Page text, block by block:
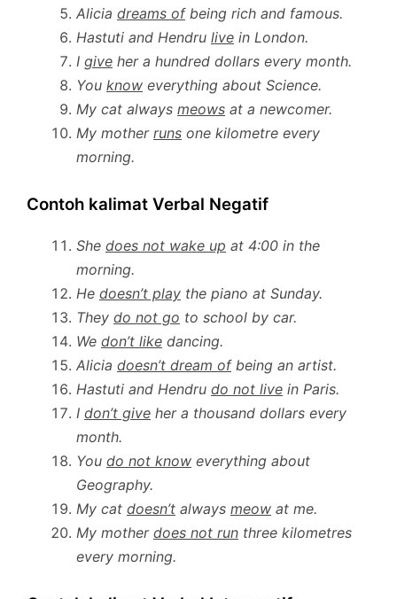
Alicia dreams ofbeing rich and famous.
Hastuti and Hendru live in London.
I give her a hundred dollars every month.
You know everything about Science.
My cat always meows at a newcomer.
My mother runs one kilometre every
morning.
Contoh kalimat Verbal Negatif
She does not wake up at 4:00 in the
morning.
He doesn’t play the piano at Sunday.
They do not go to school by car.
We don’t like dancing.
Alicia doesn’t dream ofbeing an artist.
Hastuti and Hendru do not live in Paris.
I don’t give her a thousand dollars every
month.
You do not know everything about
Geography.
My cat doesn’t always meow at me.
My mother does not run three kilometres
every morning.